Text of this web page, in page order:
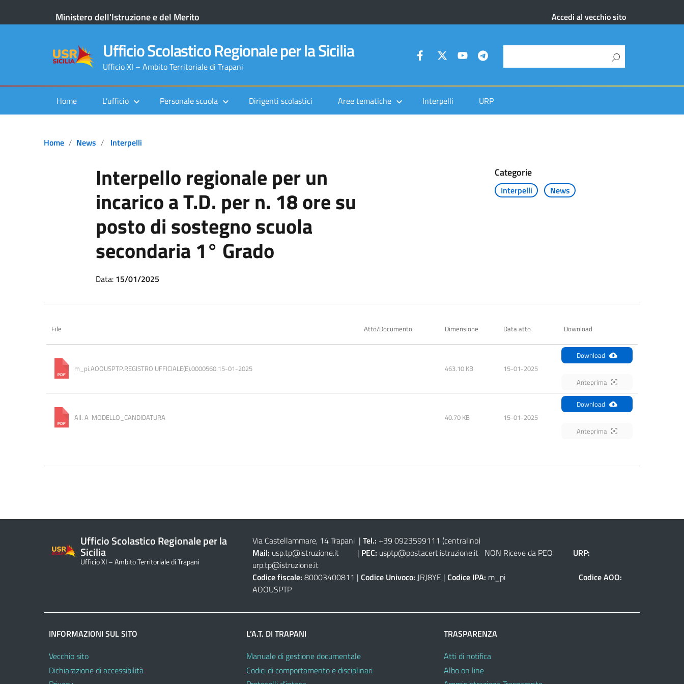
Ministero dell'Istruzione e del Merito Accedi al vecchio sito
Ufficio Scolastico Regionale per la Sicilia
Ufficio XI – Ambito Territoriale di Trapani
Home L’ufficio Personale scuola Dirigenti scolastici Aree tematiche Interpelli URP
Home News Interpelli
Interpello regionale per un
incarico a T.D. per n. 18 ore su
posto di sostegno scuola
secondaria 1° Grado
Categorie
Interpelli News
Data: 15/01/2025
File Atto/Documento Dimensione Data atto Download
m_pi.AOOUSPTP.REGISTRO UFFICIALE(E).0000560.15-01-2025 463.10 KB 15-01-2025
Download
Anteprima
All. A  MODELLO_CANDIDATURA 40.70 KB 15-01-2025
Download
Anteprima
Ufficio Scolastico Regionale per la
Sicilia
Ufficio XI – Ambito Territoriale di Trapani
Via Castellammare, 14 Trapani | Tel.: +39 0923599111 (centralino)
Mail: usp.tp@istruzione.it| PEC: usptp@postacert.istruzione.itNON Riceve da PEO URP:
urp.tp@istruzione.it
Codice fiscale: 80003400811 | Codice Univoco: JRJ8YE | Codice IPA: m_pi Codice AOO:
AOOUSPTP
INFORMAZIONI SUL SITO
Vecchio sito
Dichiarazione di accessibilità
L’A.T. DI TRAPANI
Manuale di gestione documentale
Codici di comportamento e disciplinari
TRASPARENZA
Atti di notifica
Albo on line